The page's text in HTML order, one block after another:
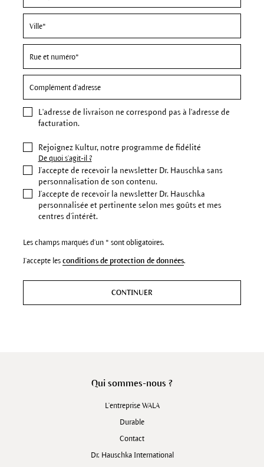
L'adresse de livraison ne correspond pas à l'adresse de
facturation.
Rejoignez Kultur, notre programme de fidélité
De quoi s'agit-il ?
J’accepte de recevoir la newsletter Dr. Hauschka sans
personnalisation de son contenu.
J’accepte de recevoir la newsletter Dr. Hauschka
personnalisée et pertinente selon mes goûts et mes
centres d’intérêt.
Les champs marqués d'un * sont obligatoires.
J'accepte les conditions de protection de données.
CONTINUER
Qui sommes-nous ?
L'entreprise WALA
Durable
Contact
Dr. Hauschka International